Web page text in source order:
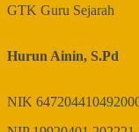
GTK Guru Sejarah
Hurun Ainin, S.Pd
NIK